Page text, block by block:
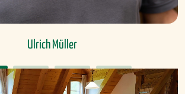
Ulrich Müller